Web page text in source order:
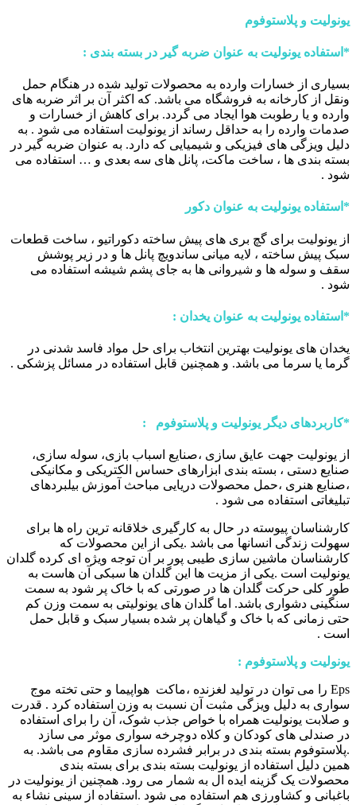
یونولیت و پلاستوفوم
* استفاده یونولیت به عنوان ضربه گیر در بسته بندی :
بسیاری از خسارات وارده به محصولات تولید شده در هنگام حمل
ونقل از کارخانه به فروشگاه می باشد. که اکثر آن بر اثر ضربه های
وارده و یا رطوبت هوا ایجاد می گردد. برای کاهش از خسارات و
صدمات وارده را به حداقل رساند از یونولیت استفاده می شود . به
دلیل ویزگی های فیزیکی و شیمیایی که دارد. به عنوان ضربه گیر در
بسته بندی ها ، ساخت ماکت، پانل های سه بعدی و … استفاده می
شود .
* استفاده یونولیت به عنوان دکور
از یونولیت برای گچ بری های پیش ساخته دکوراتیو ، ساخت قطعات
سبک پیش ساخته ، لایه میانی ساندویچ پانل ها و در زیر پوشش
سقف و سوله ها و شیروانی ها به جای پشم شیشه استفاده می
شود .
* استفاده یونولیت به عنوان یخدان :
یخدان های یونولیت بهترین انتخاب برای حل مواد فاسد شدنی در
گرما یا سرما می باشد. و همچنین قابل استفاده در مسائل پزشکی .
*کاربردهای دیگر یونولیت و پلاستوفوم :
از یونولیت جهت عایق سازی ،صنایع اسباب بازی، سوله سازی،
صنایع دستی ، بسته بندی ابزارهای حساس الکتریکی و مکانیکی
،صنایع هنری ،حمل محصولات دریایی مباحث آموزش بیلبردهای
تبلیغاتی استفاده می شود .
کارشناسان پیوسته در حال به کارگیری خلاقانه ترین راه ها برای
سهولت زندگی انسانها می باشد .یکی از این محصولات که
کارشناسان ماشین سازی طیبی پور بر آن توجه ویژه ای کرده گلدان
یونولیت است .یکی از مزیت ها این گلدان ها سبکی آن هاست به
طور کلی حرکت گلدان ها در صورتی که با خاک پر شود به سمت
سنگینی دشواری باشد. اما گلدان های یونولیتی به سمت وزن کم
حتی زمانی که با خاک و گیاهان پر شده بسیار سبک و قابل حمل
است .
یونولیت و پلاستوفوم :
Eps را می توان در تولید لغزنده ،ماکت هواپیما و حتی تخته موج
سواری به دلیل ویزگی مثبت آن نسبت به وزن استفاده کرد . قدرت
و صلابت یونولیت همراه با خواص جذب شوک، آن را برای استفاده
در صندلی های کودکان و کلاه دوچرخه سواری موثر می سازد
.پلاستوفوم بسته بندی در برابر فشرده سازی مقاوم می باشد. به
همین دلیل استفاده از یونولیت بسته بندی برای بسته بندی
محصولات یک گزینه ایده ال به شمار می رود. همچنین از یونولیت در
باغبانی و کشاورزی هم استفاده می شود .استفاده از سینی نشاء به